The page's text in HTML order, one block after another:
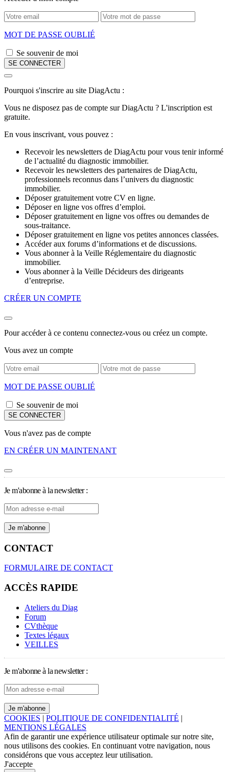
MOT DE PASSE OUBLIÉ
Se souvenir de moi
Pourquoi s'inscrire au site DiagActu :
Vous ne disposez pas de compte sur DiagActu ? L'inscription est
gratuite.
En vous inscrivant, vous pouvez :
Recevoir les newsletters de DiagActu pour vous tenir informé
de l’actualité du diagnostic immobilier.
Recevoir les newsletters des partenaires de DiagActu,
professionnels reconnus dans l’univers du diagnostic
immobilier.
Déposer gratuitement votre CV en ligne.
Déposer en ligne vos offres d’emploi.
Déposer gratuitement en ligne vos offres ou demandes de
sous-traitance.
Déposer gratuitement en ligne vos petites annonces classées.
Accéder aux forums d’informations et de discussions.
Vous abonner à la Veille Réglementaire du diagnostic
immobilier.
Vous abonner à la Veille Décideurs des dirigeants
d’entreprise.
CRÉER UN COMPTE
Pour accéder à ce contenu connectez-vous ou créez un compte.
Vous avez un compte
MOT DE PASSE OUBLIÉ
Se souvenir de moi
Vous n'avez pas de compte
EN CRÉER UN MAINTENANT
Je m'abonne à la newsletter :
CONTACT
FORMULAIRE DE CONTACT
ACCÈS RAPIDE
Ateliers du Diag
Forum
CVthèque
Textes légaux
VEILLES
Je m'abonne à la newsletter :
COOKIES | POLITIQUE DE CONFIDENTIALITÉ |
MENTIONS LÉGALES
Afin de garantir une expérience utilisateur optimale sur notre site,
nous utilisons des cookies. En continuant votre navigation, nous
considérons que vous acceptez leur utilisation.
J'accepte